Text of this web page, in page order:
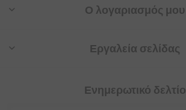
Ο λογαριασμός μου
Εργαλεία σελίδας
Ενημερωτικό δελτίο